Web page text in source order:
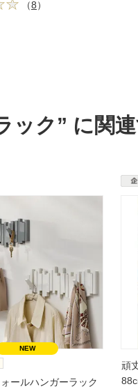
（8）
ック” に関
ールハンガーラック
頑